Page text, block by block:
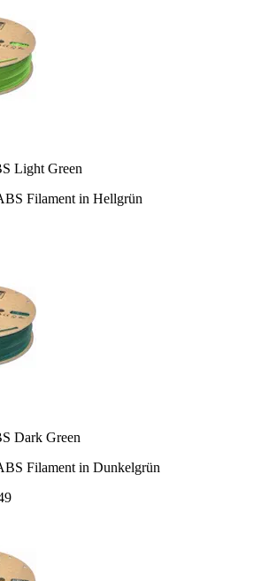
Light Green
Filament in Hellgrün
Dark Green
Filament in Dunkelgrün